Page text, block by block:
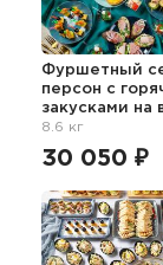
Фуршетный
персон с
закусками на
8.6 кг
30 050 ₽